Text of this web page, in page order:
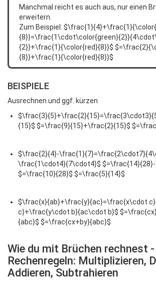
Manchmal reicht es auch aus, nur einen
erweitern.
Zum Beispiel:
{2}}+\frac{1}{\color{red}{8}}$
{8}}+\frac{1}{\color{red}{8}}$
BEISPIELE
Ausrechnen und ggf. kürzen
{15}$ $=\frac{9}{15}+\frac{2}{15}$
$\frac{2}{4}-
\frac{1\cdot4}{7\cdot4}$
$=\frac{10}{28}$ $=\frac{5}{14}$
$\frac{x}{ab}+\frac{y}{ac}=\frac{x\cdot
c}+\frac{y\cdot b}{ac\cdot b}$
{abc}$ $=\frac{cx+by}{abc}$
Wie du mit Brüchen rechnest -
Rechenregeln: Multiplizieren,
Addieren, Subtrahieren